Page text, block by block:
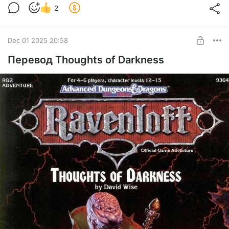
2
Dec 01 2025 20:58
Перевод Thoughts of Darkness